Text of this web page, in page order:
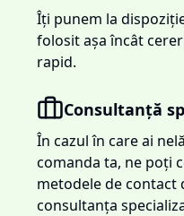
Îți punem la
folosit așa încât
rapid.
Consultanță
În cazul în care ai
comanda ta, ne poți
metodele de contact
consultanța